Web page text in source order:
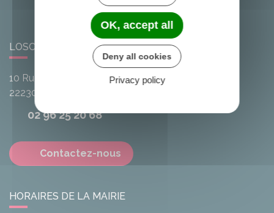
LOSCOUËT-SUR-MEU
10 Rue de l'Avenir
22230
02 96 25 20 68
Contactez-nous
HORAIRES DE LA MAIRIE
OK, accept all
Deny all cookies
Privacy policy